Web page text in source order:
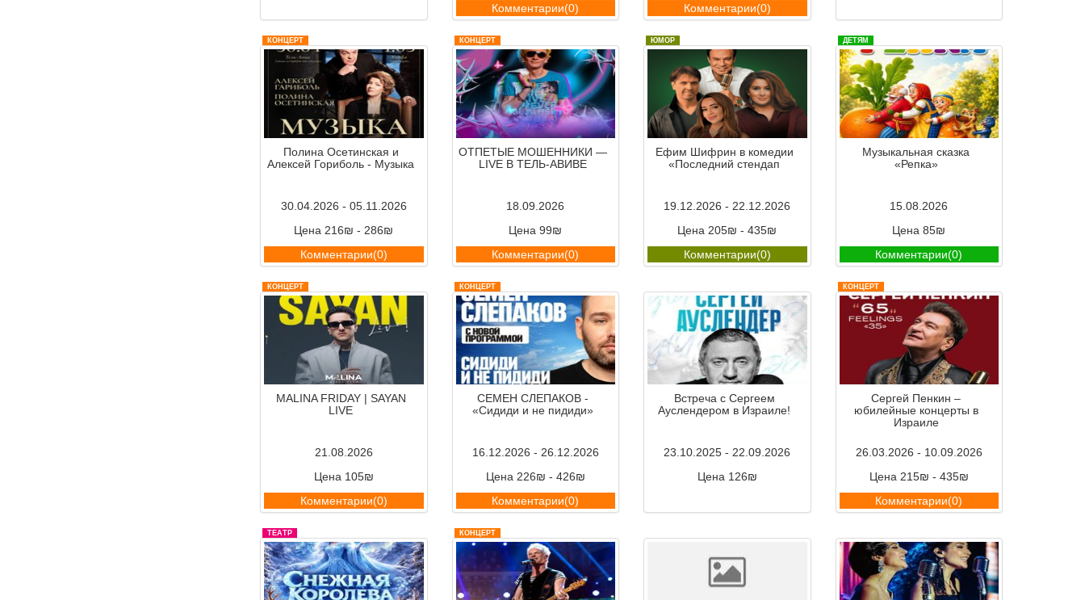
Комментарии(0)
Комментарии(0)
КОНЦЕРТ
Полина Осетинская и
Алексей Гориболь - Музыка
30.04.2026 - 05.11.2026
Цена 216₪ - 286₪
Комментарии(0)
КОНЦЕРТ
ОТПЕТЫЕ МОШЕННИКИ —
LIVE В ТЕЛЬ-АВИВЕ
18.09.2026
Цена 99₪
Комментарии(0)
ЮМОР
Ефим Шифрин в комедии
«Последний стендап
19.12.2026 - 22.12.2026
Цена 205₪ - 435₪
Комментарии(0)
ДЕТЯМ
Музыкальная сказка
«Репка»
15.08.2026
Цена 85₪
Комментарии(0)
КОНЦЕРТ
MALINA FRIDAY | SAYAN
LIVE
21.08.2026
Цена 105₪
Комментарии(0)
КОНЦЕРТ
СЕМЕН СЛЕПАКОВ -
«Сидиди и не пидиди»
16.12.2026 - 26.12.2026
Цена 226₪ - 426₪
Комментарии(0)
Встреча с Сергеем
Ауслендером в Израиле!
23.10.2025 - 22.09.2026
Цена 126₪
КОНЦЕРТ
Сергей Пенкин –
юбилейные концерты в
Израиле
26.03.2026 - 10.09.2026
Цена 215₪ - 435₪
Комментарии(0)
ТЕАТР КОНЦЕРТ